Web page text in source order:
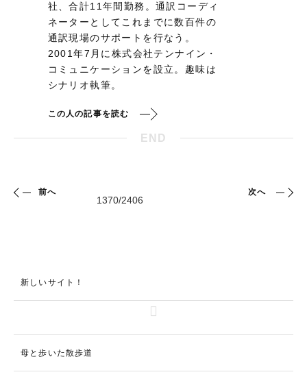
社、合計11年間勤務。通訳コーディ
ネーターとしてこれまでに数百件の
通訳現場のサポートを行なう。
2001年7月に株式会社テンナイン・
コミュニケーションを設立。趣味は
シナリオ執筆。
この人の記事を読む
END
前へ 次へ
新しいサイト！
母と歩いた散歩道